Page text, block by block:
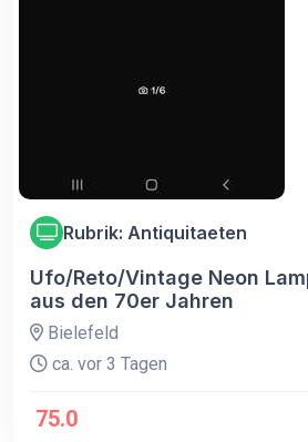
Rubrik: Antiquitaeten
Ufo/Reto/Vintage Neon
aus den 70er Jahren
Bielefeld
ca. vor 3 Tagen
75.0